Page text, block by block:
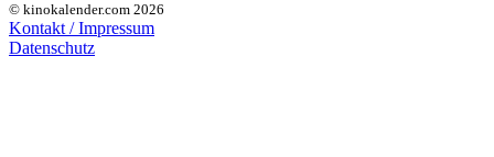
© kinokalender.com 2026
Kontakt / Impressum
Datenschutz